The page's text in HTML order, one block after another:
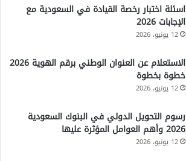
اسئلة اختبار رخصة القيادة في السعودية مع
الإجابات 2026
12 يونيو، 2026
الاستعلام عن العنوان الوطني برقم الهوية 2026
خطوة بخطوة
12 يونيو، 2026
رسوم التحويل الدولي في البنوك السعودية
2026 وأهم العوامل المؤثرة عليها
12 يونيو، 2026